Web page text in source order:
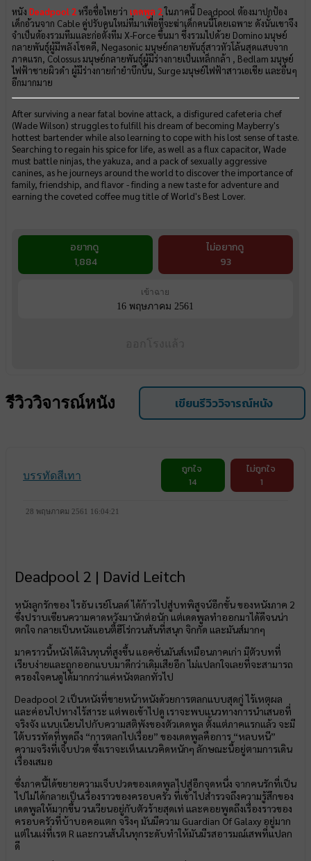
หนัง Deadpool 2หรือชื่อไทยว่า เดดพูล 2ในภาคนี้ Deadpool ต้องมาปกป้อง
เด็กอ้วนจาก Cable คู่ปรับคนใหม่ที่มาเพื่อที่จะฆ่าเด็กคนนี้โดยเฉพาะ ดังนั้นเขาจึง
จำเป็นต้องรวมทีมและก่อตั้งทีม X-Force ขึ้นมา ซึ่งรวมไปด้วย Domino มนุษย์
กลายพันธุ์ผู้มีพลังโชคดี, Negasonic มนุษย์กลายพันธุ์สาวหัวโล้นสุดแสบจาก
ภาคแรก, Colossus มนุษย์กลายพันธุ์ผู้มีร่างกายเป็นเหล็กกล้า , Bedlam มนุษย์
ไฟฟ้าชายผิวดำ ผู้มีร่างกายกำยำบึกบึน, Surge มนุษย์ไฟฟ้าสาวเอเชีย และอื่นๆ
อีกมากมาย
After surviving a near fatal bovine attack, a disfigured cafeteria chef
(Wade Wilson) struggles to fulfill his dream of becoming Mayberry's
hottest bartender while also learning to cope with his lost sense of taste.
Searching to regain his spice for life, as well as a flux capacitor, Wade
must battle ninjas, the yakuza, and a pack of sexually aggressive
canines, as he journeys around the world to discover the importance of
family, friendship, and flavor - finding a new taste for adventure and
earning the coveted coffee mug title of World's Best Lover.
อยากดู
1,884
ไม่อยากดู
93
เข้าฉาย
16 พฤษภาคม 2561
รีวิววิจารณ์หนัง เขียนรีวิววิจารณ์หนัง
บรรทัดสีเทา
ถูกใจ
14
ไม่ถูกใจ
1
28 พฤษภาคม 2561 16:04:21
Deadpool 2 | David Leitch
หนังลูกรักของ ไรอัน เรย์โนลด์ ได้ก้าวไปสู่บทพิสูจน์อีกขั้น ของหนังภาค 2
ซึ่งปราบเซียนความคาดหวังมานักต่อนัก แต่เดดพูลทำออกมาได้ดีจนน่า
ตกใจ กลายเป็นหนังแอนตี้ฮีโร่กวนส้นที่สนุก จิกกัด และมันส์มากๆ
มาคราวนี้หนังได้เงินทุนที่สูงขึ้น แอคชั่นมันส์เหมือนภาคเก่า มีตัวบทที่
เรียบง่ายและถูกออกแบบมาดีกว่าเดิมเสียอีก ไม่แปลกใจเลยที่จะสามารถ
ครองใจคนดูได้มากกว่าแค่หนังตลกทั่วไป
Deadpool 2 เป็นหนังที่ขายหน้าหนังด้วยการตลกแบบสุดกู่ ไร้เหตุผล
และค่อนไปทางไร้สาระ แต่พอเข้าไปดู เราจะพบแนวทางการนำเสนอที่
จริงจัง แนบเนียนไปกับความสติพังของตัวเดดพูล ตั้งแต่ภาคแรกแล้ว จะมี
ใต้บรรทัดที่พูดถึง “การตลกไปเรื่อย” ของเดดพูลคือการ “หลบหนี”
ความจริงที่เจ็บปวด ซึ่งเราจะเห็นแนวคิดหนักๆ ลักษณะนี้อยู่ตามการเดิน
เรื่องเสมอ
ซึ่งภาคนี้ได้ขยายความเจ็บปวดของเดดพูลไปสู่อีกจุดหนึ่ง จากคนรักที่เป็น
ไปไม่ได้กลายเป็นเรื่องราวของครอบครัว ที่เข้าไปสำรวจถึงความรู้สึกของ
เดดพูลให้มากขึ้น วนเวียนอยู่กับตัวร้ายสุดเท่ และคอยพูดถึงเรื่องราวของ
ครอบครัวที่บ้าบอคอแตก จริงๆ มันมีความ Guardian Of Galaxy อยู่มาก
แต่ในแง่ที่เรต R และกวนส้นในทุกระดับทำให้มันมีรสอารมณ์เสพที่แปลก
ดี